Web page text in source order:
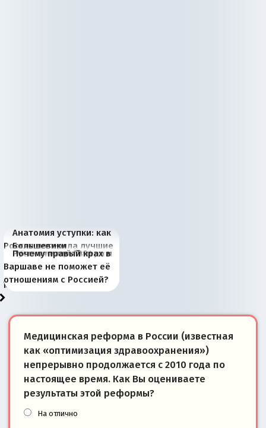
Анатомия уступки: как
Россия потеряла лучшие
рыбопромысловые
районы Баренцева
моря
Большевики
отличаются от «Яблока»
тем, что они -
победители
Киевская марионетка
Запада рассказала о
«переобувании» хозяев
В России назрели
перемены: 15 шагов к
суверенной экономике
Миграционный пожар
Европы
Россия начинает
сбрасывать балласт
Анкориджа
Россия зимой 1904
года: первые уступки во
внутренней политике
Русская нация вчера и
сегодня
Почему правый крах в
Варшаве не поможет её
отношениям с Россией?
Медицинская реформа в России (известная
как «оптимизация здравоохранения»)
непрерывно продолжается с 2010 года по
настоящее время. Как Вы оцениваете
результаты этой реформы?
На отлично